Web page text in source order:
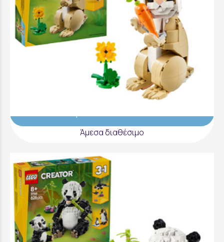
LEGO Creator Cute Bunny - 31162
20,99 €
Άμεσα διαθέσιμο